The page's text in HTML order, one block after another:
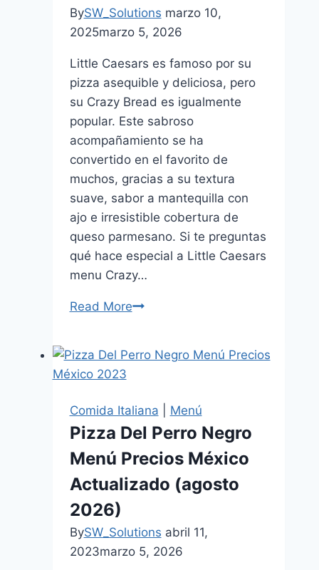
BySW_Solutions marzo 10,
2025marzo 5, 2026
Little Caesars es famoso por su
pizza asequible y deliciosa, pero
su Crazy Bread es igualmente
popular. Este sabroso
acompañamiento se ha
convertido en el favorito de
muchos, gracias a su textura
suave, sabor a mantequilla con
ajo e irresistible cobertura de
queso parmesano. Si te preguntas
qué hace especial a Little Caesars
menu Crazy…
Read MoreLittle
Crazy
Delicioso
Puedes
Perder
Comida Italiana Menú
Pizza Del Perro Negro
Menú Precios México
Actualizado (agosto
2026)
BySW_Solutions abril 11,
2023marzo 5, 2026